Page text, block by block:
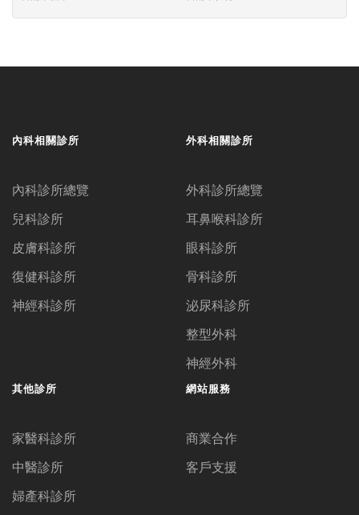
內科相關診所
內科診所總覽
兒科診所
皮膚科診所
復健科診所
神經科診所
外科相關診所
外科診所總覽
耳鼻喉科診所
眼科診所
骨科診所
泌尿科診所
整型外科
神經外科
其他診所
家醫科診所
中醫診所
婦產科診所
網站服務
商業合作
客戶支援